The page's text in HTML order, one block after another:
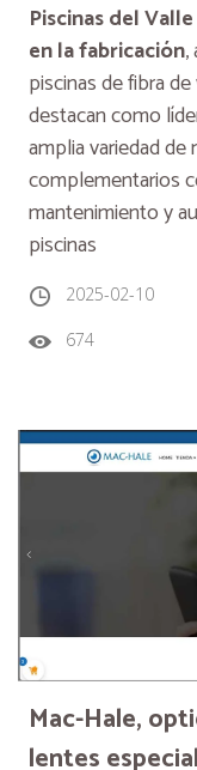
Piscinas del
en la fabricación,
piscinas de fibra
destacan como
amplia variedad
complementarios
mantenimiento y
piscinas
2025-02-10
674
Mac-Hale,
lentes